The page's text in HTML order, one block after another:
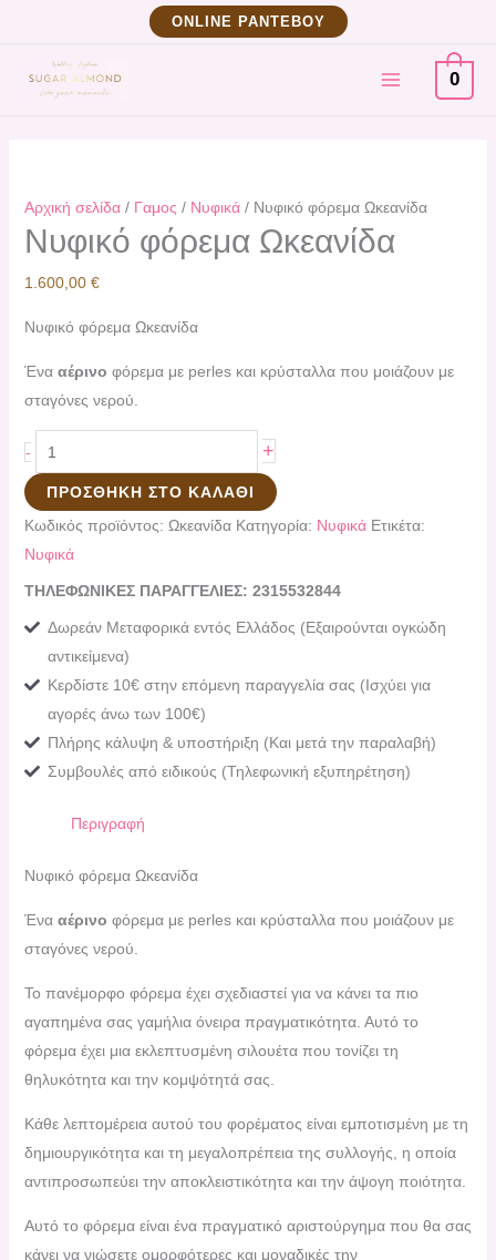
περιεχόμενο
ΟNLINE ΡΑΝΤΕΒΟΥ
MAIN
MENU
0
Αρχική σελίδα/ Γαμος / Νυφικά/ Νυφικό φόρεμα Ωκεανίδα
Νυφικό φόρεμα Ωκεανίδα
1.600,00 €
Νυφικό φόρεμα Ωκεανίδα
Ένα αέρινο φόρεμα με perles και κρύσταλλα που μοιάζουν με
σταγόνες νερού.
-
Ωκεανίδα
ποσότητα
+
ΠΡΟΣΘΉΚΗ ΣΤΟ ΚΑΛΆΘΙ
Κωδικός προϊόντος: Ωκεανίδα Κατηγορία: Νυφικά Ετικέτα:
Νυφικά
ΤΗΛΕΦΩΝΙΚΕΣ ΠΑΡΑΓΓΕΛΙΕΣ: 2315532844
Δωρεάν Μεταφορικά εντός Ελλάδος (Εξαιρούνται ογκώδη
αντικείμενα)
Κερδίστε 10€ στην επόμενη παραγγελία σας (Ισχύει για
αγορές άνω των 100€)
Πλήρης κάλυψη & υποστήριξη (Και μετά την παραλαβή)
Συμβουλές από ειδικούς (Τηλεφωνική εξυπηρέτηση)
Περιγραφή
Νυφικό φόρεμα Ωκεανίδα
Ένα αέρινο φόρεμα με perles και κρύσταλλα που μοιάζουν με
σταγόνες νερού.
Το πανέμορφο φόρεμα έχει σχεδιαστεί για να κάνει τα πιο
αγαπημένα σας γαμήλια όνειρα πραγματικότητα. Αυτό το
φόρεμα έχει μια εκλεπτυσμένη σιλουέτα που τονίζει τη
θηλυκότητα και την κομψότητά σας.
Κάθε λεπτομέρεια αυτού του φορέματος είναι εμποτισμένη με τη
δημιουργικότητα και τη μεγαλοπρέπεια της συλλογής, η οποία
αντιπροσωπεύει την αποκλειστικότητα και την άψογη ποιότητα.
Αυτό το φόρεμα είναι ένα πραγματικό αριστούργημα που θα σας
κάνει να νιώσετε ομορφότερες και μοναδικές την